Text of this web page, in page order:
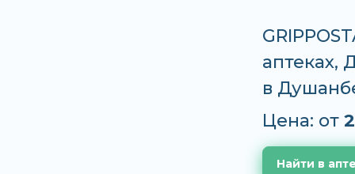
аптеках,
в
Цена: от
Найти в